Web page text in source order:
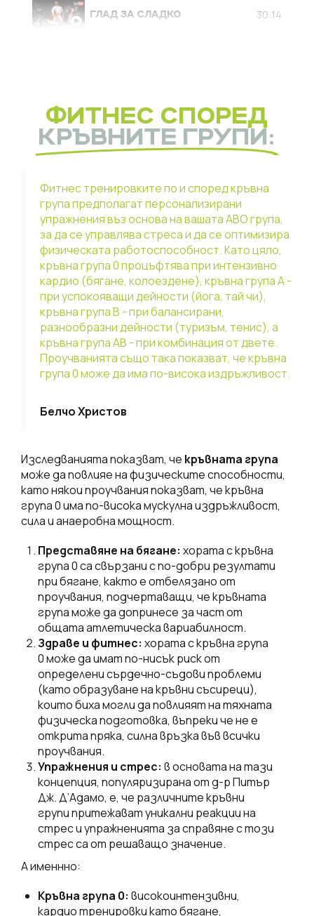
ГЛАД ЗА СЛАДКО 30:14
ФИТНЕС СПОРЕД
КРЪВНИТЕ ГРУПИ:
Фитнес тренировките по и според кръвна
група предполагат персонализирани
упражнения въз основа на вашата ABO група,
за да се управлява стреса и да се оптимизира
физическата работоспособност. Като цяло,
кръвна група 0 процъфтява при интензивно
кардио (бягане, колоездене), кръвна група А -
при успокояващи дейности (йога, тай чи),
кръвна група B - при балансирани,
разнообразни дейности (туризъм, тенис), а
кръвна група AB - при комбинация от двете.
Проучванията също така показват, че кръвна
група 0 може да има по-висока издръжливост.
Белчо Христов
Изследванията показват, че кръвната група
може да повлияе на физическите способности,
като някои проучвания показват, че кръвна
група 0 има по-висока мускулна издръжливост,
сила и анаеробна мощност.
Представяне на бягане: хората с кръвна
група 0 са свързани с по-добри резултати
при бягане, както е отбелязано от
проучвания, подчертаващи, че кръвната
група може да допринесе за част от
общата атлетическа вариабилност.
Здраве и фитнес: хората с кръвна група
0 може да имат по-нисък риск от
определени сърдечно-съдови проблеми
(като образуване на кръвни съсиреци),
които биха могли да повлияят на тяхната
физическа подготовка, въпреки че не е
открита пряка, силна връзка във всички
проучвания.
Упражнения и стрес: в основата на тази
концепция, популяризирана от д-р Питър
Дж. Д’Адамо, е, че различните кръвни
групи притежават уникални реакции на
стрес и упражненията за справяне с този
стрес са от решаващо значение.
А именнно:
Кръвна група 0: високоинтензивни,
кардио тренировки като бягане,